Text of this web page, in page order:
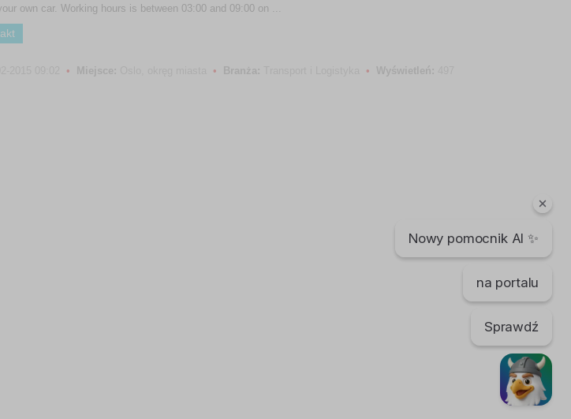
Nowy pomocnik AI ✨
na portalu
Sprawdź
own car. Working hours is between 03:00 and 09:00 on ...
• Miejsce: • Branża: • Wyświetleń: